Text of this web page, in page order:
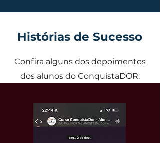
Histórias de Sucesso
Confira alguns dos depoimentos
dos alunos do ConquistaDOR: